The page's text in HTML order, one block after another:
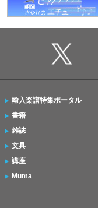
輸入楽譜特集ポータル
書籍
雑誌
文具
講座
Muma